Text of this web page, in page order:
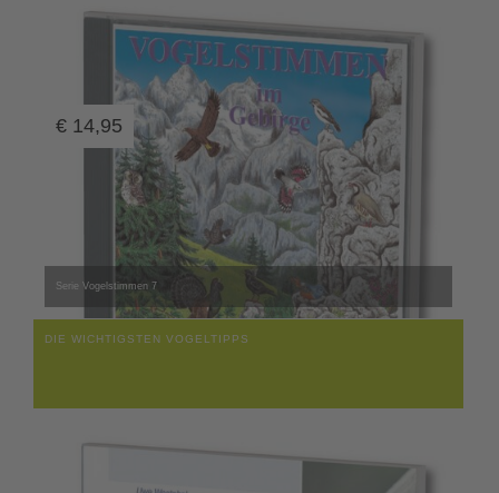
Serie Vogelstimmen 7
€ 14,95
DIE WICHTIGSTEN VOGELTIPPS